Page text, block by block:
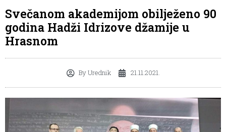
Svečanom akademijom obilježeno 90
godina Hadži Idrizove džamije u
Hrasnom
ByUrednik 21.11.2021.